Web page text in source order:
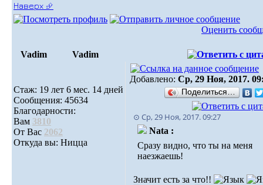
Наверх ⮵
Оценить
Vadim Vadim
Стаж: 19 лет 6 мес. 14 дней
Сообщения: 45634
Благодарности:
Вам 3810
От Вас 2062
Откуда вы: Ницца
Добавлено: Ср, 29 Ноя, 2017.
Поделиться…
⊙ Ср, 29 Ноя, 2017. 09:27
Nata :
Сразу видно, что ты на меня
наезжаешь!
Значит есть за что!!